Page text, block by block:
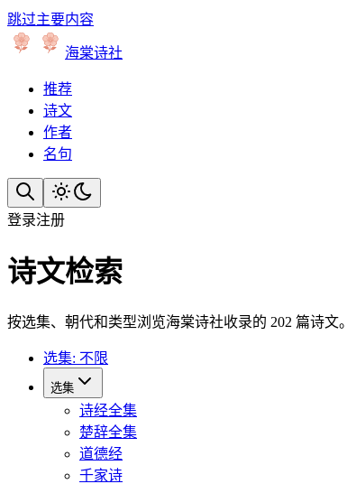
跳过主要内容
海棠诗社
推荐
诗文
作者
名句
登录注册
诗文检索
按选集、朝代和类型浏览海棠诗社收录的 202 篇诗文。
选集: 不限
选集
诗经全集
楚辞全集
道德经
千家诗